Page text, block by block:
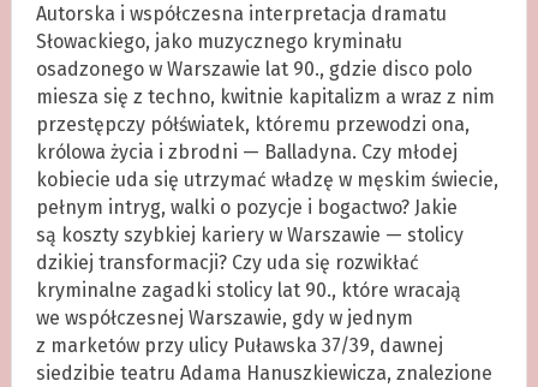
Autorska i współczesna interpretacja dramatu
Słowackiego, jako muzycznego kryminału
osadzonego w Warszawie lat 90., gdzie disco polo
miesza się z techno, kwitnie kapitalizm a wraz z nim
przestępczy półświatek, któremu przewodzi ona,
królowa życia i zbrodni — Balladyna. Czy młodej
kobiecie uda się utrzymać władzę w męskim świecie,
pełnym intryg, walki o pozycje i bogactwo? Jakie
są koszty szybkiej kariery w Warszawie — stolicy
dzikiej transformacji? Czy uda się rozwikłać
kryminalne zagadki stolicy lat 90., które wracają
we współczesnej Warszawie, gdy w jednym
z marketów przy ulicy Puławska 37/39, dawnej
siedzibie teatru Adama Hanuszkiewicza, znalezione